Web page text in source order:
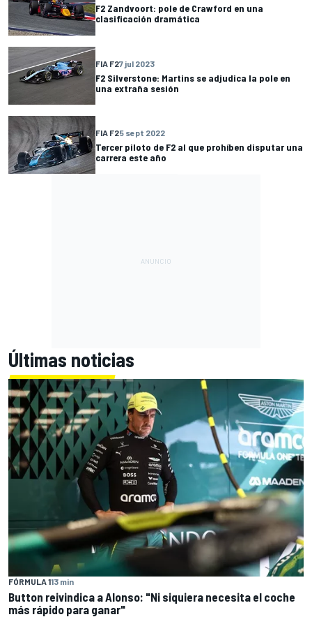
F2 Zandvoort: pole de Crawford en una
clasificación dramática
FIA F27 jul 2023
F2 Silverstone: Martins se adjudica la pole en
una extraña sesión
FIA F25 sept 2022
Tercer piloto de F2 al que prohíben disputar una
carrera este año
Últimas noticias
FÓRMULA 113 min
Button reivindica a Alonso: "Ni siquiera necesita el coche
más rápido para ganar"